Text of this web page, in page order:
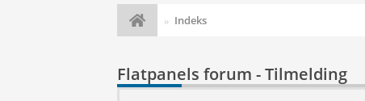
Indeks
Flatpanels forum - Tilmelding